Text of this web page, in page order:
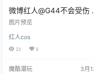
微博红人@G44不会受伤
得史特拉塞 [21P/232MB]
图片预览
红人cos
23 0
魔酷潮玩 3月